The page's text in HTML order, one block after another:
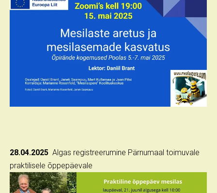
28.04.2025 Algas registreerumine Pärnumaal toimuvale
praktilisele õppepäevale